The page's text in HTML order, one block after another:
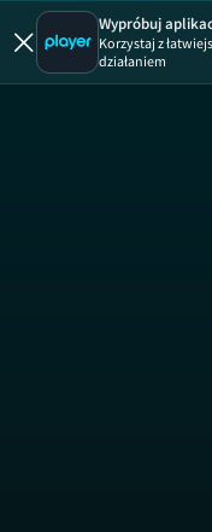
Wypróbuj
Korzystaj z
działaniem